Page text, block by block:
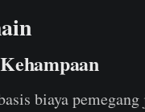
biaya